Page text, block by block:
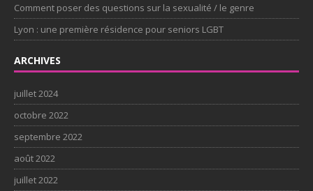
Comment poser des questions sur la sexualité / le genre
Lyon : une première résidence pour seniors LGBT
ARCHIVES
juillet 2024
octobre 2022
septembre 2022
août 2022
juillet 2022